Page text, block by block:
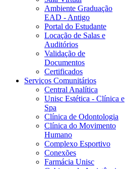
Ambiente Graduação
EAD - Antigo
Portal do Estudante
Locação de Salas e
Auditórios
Validação de
Documentos
Certificados
Serviços Comunitários
Central Analítica
Unisc Estética - Clínica e
Spa
Clínica de Odontologia
Clínica do Movimento
Humano
Complexo Esportivo
Conexões
Farmácia Unisc